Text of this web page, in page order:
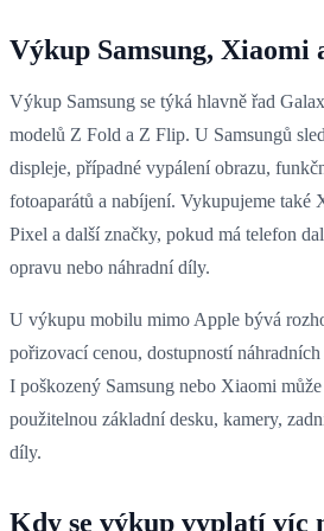
Výkup Samsung, Xiaomi
Výkup Samsung se týká hlavně řad
modelů Z Fold a Z Flip. U Samsungů
displeje, případné vypálení obrazu,
fotoaparátů a nabíjení. Vykupujeme také
Pixel a další značky, pokud má telefon
opravu nebo náhradní díly.
U výkupu mobilu mimo Apple bývá
pořizovací cenou, dostupností
I poškozený Samsung nebo Xiaomi
použitelnou základní desku, kamery,
díly.
Kdy se výkup vyplatí víc